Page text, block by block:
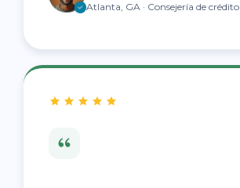
Atlanta, GA · Consejería de crédito